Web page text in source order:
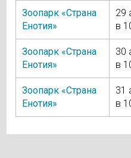
Зоопарк «Страна
Енотия»
29
в
Зоопарк «Страна
Енотия»
30
в
Зоопарк «Страна
Енотия»
31
в